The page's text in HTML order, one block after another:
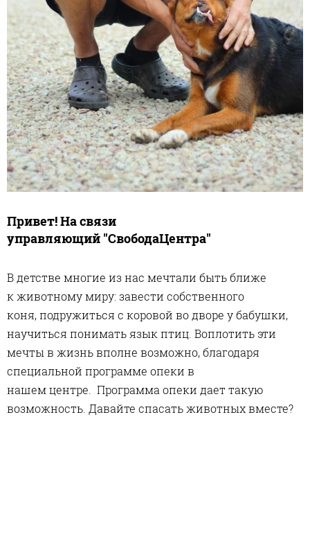
Привет! На связи
управляющий "СвободаЦентра"
В детстве многие из нас мечтали быть ближе
к животному миру: завести собственного
коня, подружиться с коровой во дворе у бабушки,
научиться понимать язык птиц. Воплотить эти
мечты в жизнь вполне возможно, благодаря
специальной программе опеки в
нашем центре. Программа опеки дает такую
возможность. Давайте спасать животных вместе?